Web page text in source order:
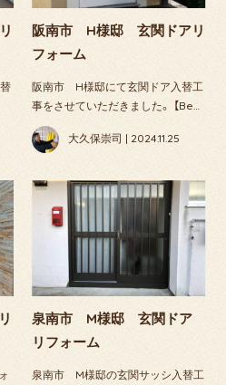
阪南市 H様邸 玄関ドアリ
フォーム
阪南市 H様邸にて玄関ドア入替工
事をさせていただきました。 【Be…
大久保崇司 | 2024.11.25
泉南市 M様邸 玄関ドア
リフォーム
泉南市 M様邸の玄関サッシ入替工